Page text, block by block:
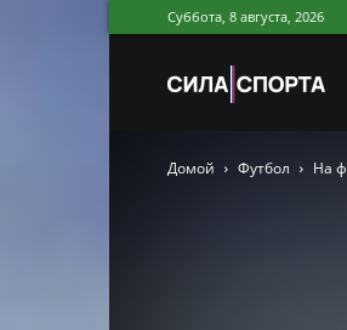
Суббота, 8 августа, 2026
Домой Футбол На